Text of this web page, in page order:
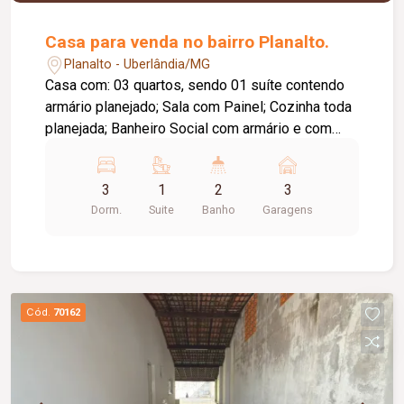
cozinha, banheiro social com vidro temperado, na
varanda do imóvel, o proprietário improvisou uma
pequena lanchonete em que o balcão fica
diretamente na calçada.
Casa para venda no bairro Planalto.
Planalto - Uberlândia/MG
Casa com: 03 quartos, sendo 01 suíte contendo
armário planejado; Sala com Painel; Cozinha toda
planejada; Banheiro Social com armário e com
todo frutífero. Casa nos fundos com: Sala,
cozinha, quarto e banheiro.
3
Dorm.
1
Suite
2
Banho
3
Garagens
Cód. 70162